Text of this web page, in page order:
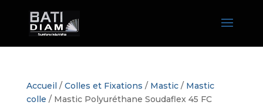
Accueil / Colles et Fixations / Mastic/ Mastic
colle / Mastic Polyuréthane Soudaflex 45 FC